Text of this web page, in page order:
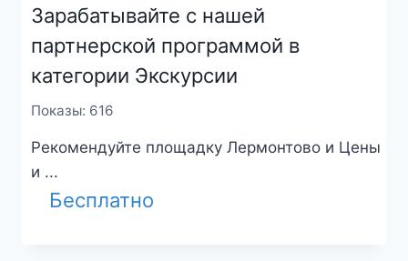
Зарабатывайте с нашей
партнерской программой в
категории Экскурсии
Показы: 616
Рекомендуйте площадку Лермонтово и Цены
и ...
Бесплатно